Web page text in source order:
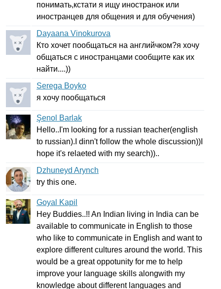
понимать,кстати я ищу иностранок или
иностранцев для общения и для обучения)
Dayaana Vinokurova
Кто хочет пообщаться на английчком?я хочу
общаться с иностранцами сообщите как их
найти....))
Serega Boyko
я хочу пообщаться
Şenol Barlak
Hello.. I'm looking for a russian teacher(english
to russian). dinn't follow the whole discussion))
hope it's relaeted with my search))..
Dzhuneyd Arynch
try this one.
Goyal Kapil
Hey Buddies..!! An Indian living in India can be
available to communicate in English to those
who like to communicate in English and want to
explore different cultures around the world. This
would be a great oppotunity for me to help
improve your language skills alongwith my
knowledge about different languages and